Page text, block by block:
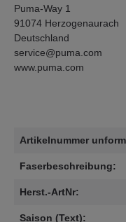
Puma-Way 1
91074 Herzogenaurach
Deutschland
service@puma.com
www.puma.com
Artikelnummer
Faserbeschreibung:
Herst.-ArtNr:
Saison (Text):